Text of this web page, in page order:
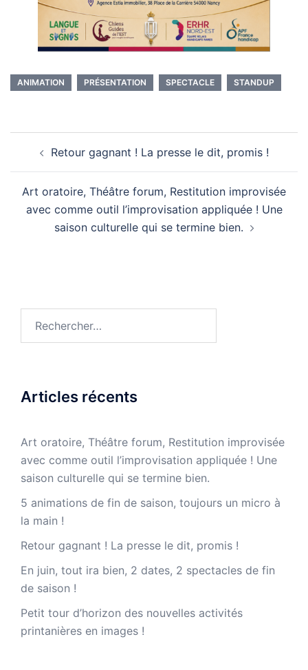
ANIMATION PRÉSENTATION SPECTACLE STANDUP
d’articleRetour gagnant ! La presse le dit, promis !
Art oratoire, Théâtre forum, Restitution improvisée
avec comme outil l’improvisation appliquée ! Une
saison culturelle qui se termine bien.
Articles récents
Art oratoire, Théâtre forum, Restitution improvisée
avec comme outil l’improvisation appliquée ! Une
saison culturelle qui se termine bien.
5 animations de fin de saison, toujours un micro à
la main !
Retour gagnant ! La presse le dit, promis !
En juin, tout ira bien, 2 dates, 2 spectacles de fin
de saison !
Petit tour d’horizon des nouvelles activités
printanières en images !